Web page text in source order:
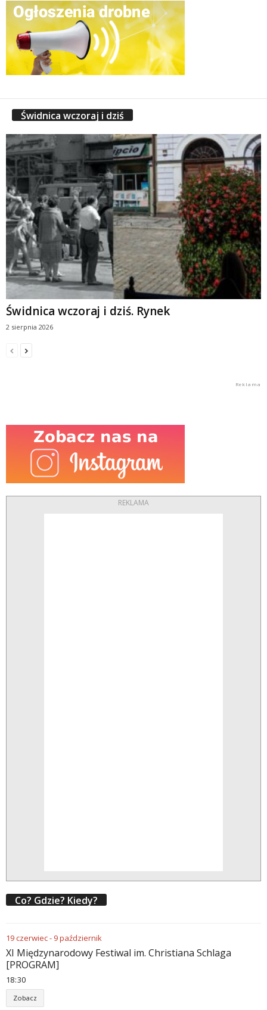
Świdnica wczoraj i dziś
Świdnica wczoraj i dziś. Rynek
2 sierpnia 2026
REKLAMA
Co? Gdzie? Kiedy?
19czerwiec- 9październik
XI Międzynarodowy Festiwal im. Christiana Schlaga
[PROGRAM]
18:30
Zobacz